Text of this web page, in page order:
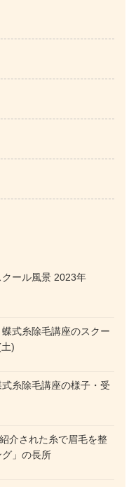
ール風景 2023年
蝶式糸除毛講座のスクー
)
糸除毛講座の様子・受
介された糸で眉毛を整
」の長所